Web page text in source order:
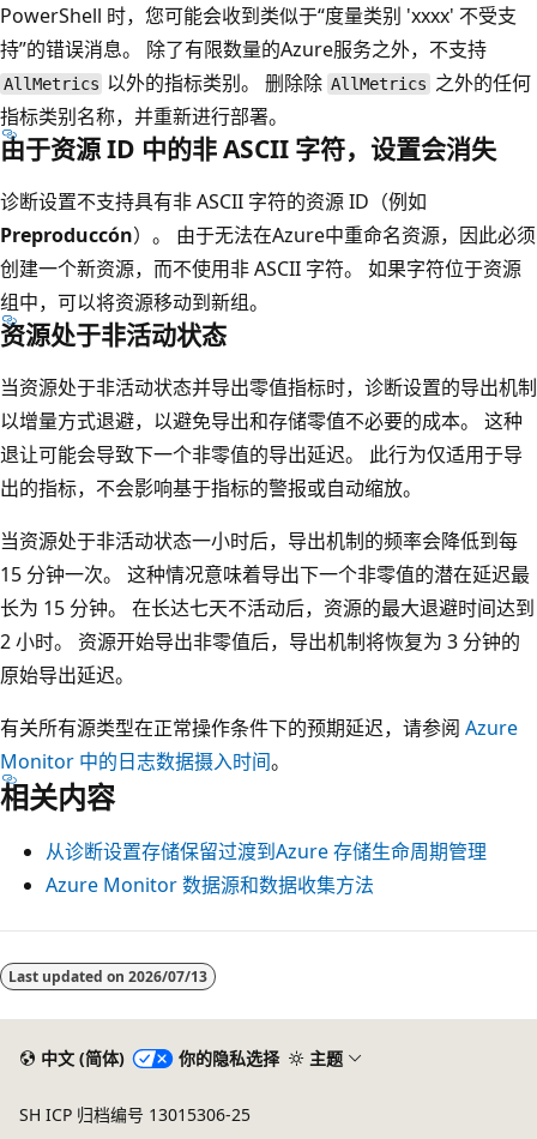
PowerShell 时，您可能会收到类似于“度量类别 'xxxx' 不受支
持”的错误消息。 除了有限数量的Azure服务之外，不支持
AllMetrics 以外的指标类别。 删除除 AllMetrics 之外的任何
指标类别名称，并重新进行部署。
由于资源 ID 中的非 ASCII 字符，设置会消失
诊断设置不支持具有非 ASCII 字符的资源 ID（例如
Preproduccón）。 由于无法在Azure中重命名资源，因此必须
创建一个新资源，而不使用非 ASCII 字符。 如果字符位于资源
组中，可以将资源移动到新组。
资源处于非活动状态
当资源处于非活动状态并导出零值指标时，诊断设置的导出机制
以增量方式退避，以避免导出和存储零值不必要的成本。 这种
退让可能会导致下一个非零值的导出延迟。 此行为仅适用于导
出的指标，不会影响基于指标的警报或自动缩放。
当资源处于非活动状态一小时后，导出机制的频率会降低到每
15 分钟一次。 这种情况意味着导出下一个非零值的潜在延迟最
长为 15 分钟。 在长达七天不活动后，资源的最大退避时间达到
2 小时。 资源开始导出非零值后，导出机制将恢复为 3 分钟的
原始导出延迟。
有关所有源类型在正常操作条件下的预期延迟，请参阅 Azure
Monitor 中的日志数据摄入时间。
相关内容
从诊断设置存储保留过渡到Azure 存储生命周期管理
Azure Monitor 数据源和数据收集方法
Last updated on 2026/07/13
中文 (简体) 你的隐私选择 主题
SH ICP 归档编号 13015306-25